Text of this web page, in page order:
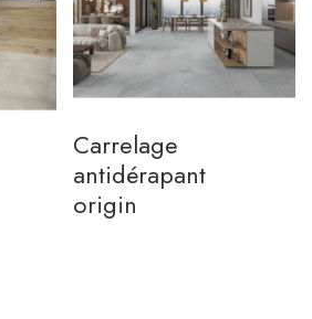
Carrelage
antidérapant
origin